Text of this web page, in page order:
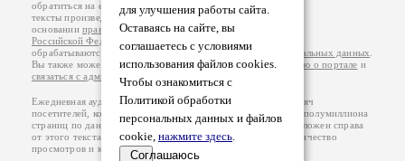
для улучшения работы сайта.
Оставаясь на сайте, вы
соглашаетесь с условиями
использования файлов cookies.
Чтобы ознакомиться с
Политикой обработки
персональных данных и файлов
cookie, нажмите здесь.
Соглашаюсь
обратиться на его авторской странице. Ответственность за
тексты произведений авторы несут самостоятельно на
основанииправил публикацииизаконодательства
Российской Федерации
обрабатываются на основанииПолитики обработки персональных данных
Вы также можете посмотреть более подробнуюинформацию о портале и
связаться с администрацией
Ежедневная аудитория портала Проза.ру – порядка 100 тысяч
посетителей, которые в общей сумме просматривают более полумиллиона
страниц по данным счетчика посещаемости, который расположен справа
от этого текста. В каждой графе указано по две цифры: количество
просмотров и количество посетителей.